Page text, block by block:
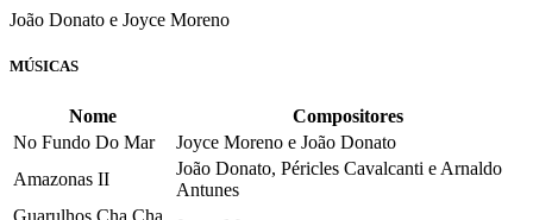
João Donato e Joyce Moreno
MÚSICAS
Nome
Compositores
No Fundo Do Mar
Joyce Moreno e João Donato
Amazonas II
João Donato, Péricles Cavalcanti e Arnaldo
Antunes
Guarulhos Cha Cha